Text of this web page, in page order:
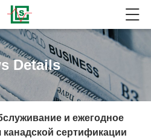
Details
и ежегодное
сертификации